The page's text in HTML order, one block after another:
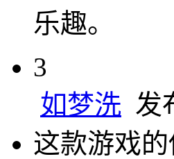
乐趣。
3
如梦洗 发
这款游戏